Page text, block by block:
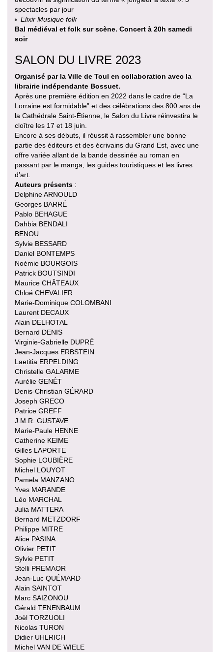
spectacles par jour
Elixir Musique folk
Bal médiéval et folk sur scène. Concert à 20h samedi
soir
SALON DU LIVRE 2023
Organisé par la Ville de Toul en collaboration avec la
librairie indépendante Bossuet.
Après une première édition en 2022 dans le cadre de “La
Lorraine est formidable” et des célébrations des 800 ans de
la Cathédrale Saint-Étienne, le Salon du Livre réinvestira le
cloître les 17 et 18 juin.
Encore à ses débuts, il réussit à rassembler une bonne
partie des éditeurs et des écrivains du Grand Est, avec une
offre variée allant de la bande dessinée au roman en
passant par le manga, les guides touristiques et les livres
d’art.
Auteurs présents :
Delphine ARNOULD
Georges BARRÉ
Pablo BEHAGUE
Dahbia BENDALI
BENOU
Sylvie BESSARD
Daniel BONTEMPS
Noémie BOURGOIS
Patrick BOUTSINDI
Maurice CHÂTEAUX
Chloé CHEVALIER
Marie-Dominique COLOMBANI
Laurent DECAUX
Alain DELHOTAL
Bernard DENIS
Virginie-Gabrielle DUPRÉ
Jean-Jacques ERBSTEIN
Laetitia ERPELDING
Christelle GALARME
Aurélie GENÊT
Denis-Christian GÉRARD
Joseph GRECO
Patrice GREFF
J.M.R. GUSTAVE
Marie-Paule HENNE
Catherine KEIME
Gilles LAPORTE
Sophie LOUBIÈRE
Michel LOUYOT
Pamela MANZANO
Yves MARANDE
Léo MARCHAL
Julia MATTERA
Bernard METZDORF
Philippe MITRE
Alice PASINA
Olivier PETIT
Sylvie PETIT
Stelli PREMAOR
Jean-Luc QUÉMARD
Alain SAINTOT
Marc SAIZONOU
Gérald TENENBAUM
Joël TORZUOLI
Nicolas TURON
Didier UHLRICH
Michel VAN DE WIELE